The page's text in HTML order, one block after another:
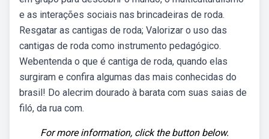
e as interações sociais nas brincadeiras de roda.
Resgatar as cantigas de roda; Valorizar o uso das
cantigas de roda como instrumento pedagógico.
Webentenda o que é cantiga de roda, quando elas
surgiram e confira algumas das mais conhecidas do
brasil! Do alecrim dourado à barata com suas saias de
filó, da rua com.
For more information, click the button below.